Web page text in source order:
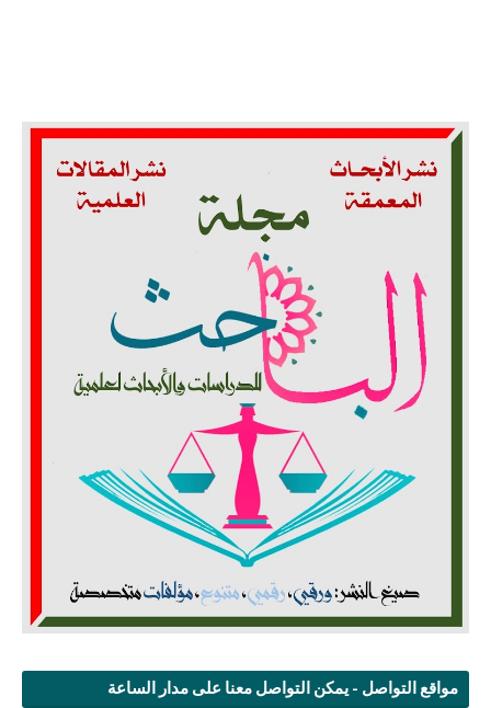
مواقع التواصل - يمكن التواصل معنا على مدار الساعة